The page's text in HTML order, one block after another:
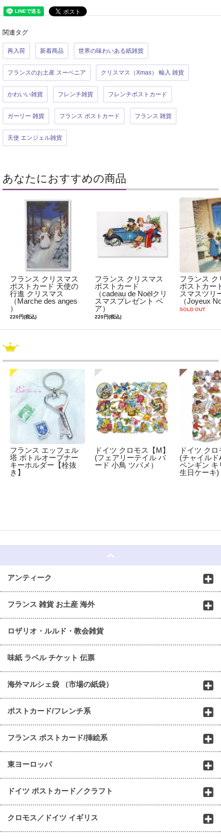
関連タグ
再入荷 新着商品 世界の味わいある紙雑貨
フランスのお土産 スーベニア クリスマス（Xmas） 輸入 雑貨
かわいい雑貨 フレンチ雑貨 フレンチポストカード
ガーリー 雑貨 フランス ポストカード フランス 雑貨
天使 エンジェル雑貨
あなたにおすすめの商品
フランス クリスマス
ポストカード 天使の
行進 クリスマス
（Marche des anges
）
220円(税込)
フランス クリスマス
ポストカード
（cadeau de Noëlクリ
スマスプレゼント ベ
ア）
220円(税込)
フランス ク
ポストカー
スマスツリ
（Joyeux
SOLD OUT
フランス エッフェル
塔 ボトルオープナー
キーホルダー【栓抜
き】
ドイツ クロモス【M】
(フェアリーテイル バ
ード 小鳥 ツバメ）
ドイツ ク
(チャイルド
ペンギン キ
生日ケーキ)
アンティーク
フランス 雑貨 お土産 海外
ロザリオ・ルルド・教会雑貨
味紙 ラベル チケット 伝票
海外マルシェ袋 （市場の紙袋）
ポストカード/フレンチ系
フランス ポストカード/挿絵系
東ヨーロッパ
ドイツ ポストカード／クラフト
クロモス／ドイツ イギリス